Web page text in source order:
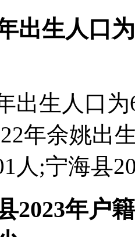
出生人口
出生人口
年余姚出
人;宁海县
2023年户